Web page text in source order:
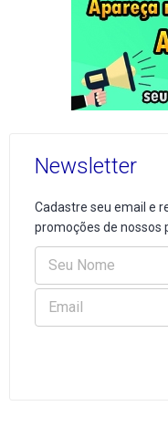
Newsletter
Cadastre seu email e
promoções de nossos